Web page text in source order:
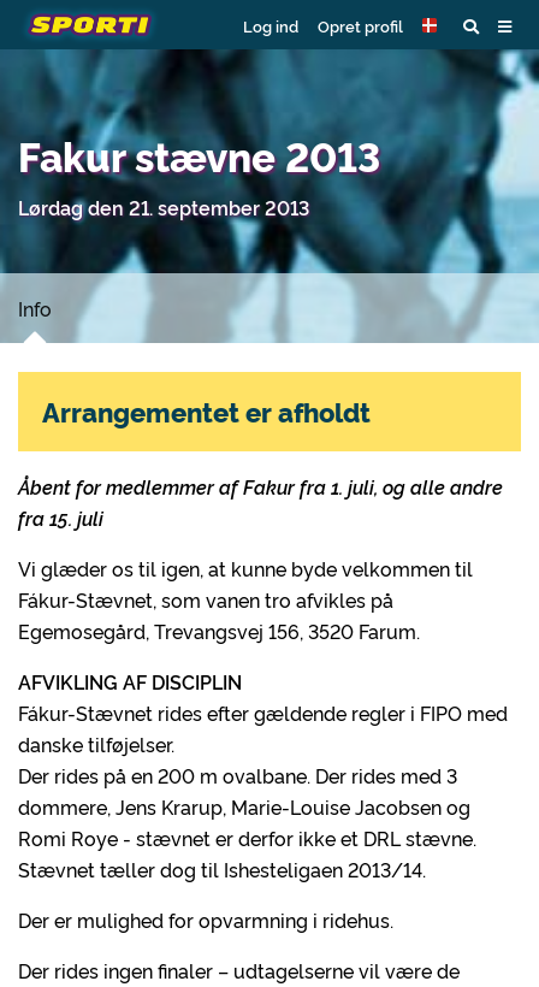
Log ind Opret profil
Fakur stævne 2013
Lørdag den 21. september 2013
Info
Åbent for medlemmer af Fakur fra 1. juli, og alle andre
fra 15. juli
Vi glæder os til igen, at kunne byde velkommen til
Fákur-Stævnet, som vanen tro afvikles på
Egemosegård, Trevangsvej 156, 3520 Farum.
AFVIKLING AF DISCIPLIN
Fákur-Stævnet rides efter gældende regler i FIPO med
danske tilføjelser.
Der rides på en 200 m ovalbane. Der rides med 3
dommere, Jens Krarup, Marie-Louise Jacobsen og
Romi Roye - stævnet er derfor ikke et DRL stævne.
Stævnet tæller dog til Ishesteligaen 2013/14.
Der er mulighed for opvarmning i ridehus.
Der rides ingen finaler – udtagelserne vil være de
Arrangementet er afholdt